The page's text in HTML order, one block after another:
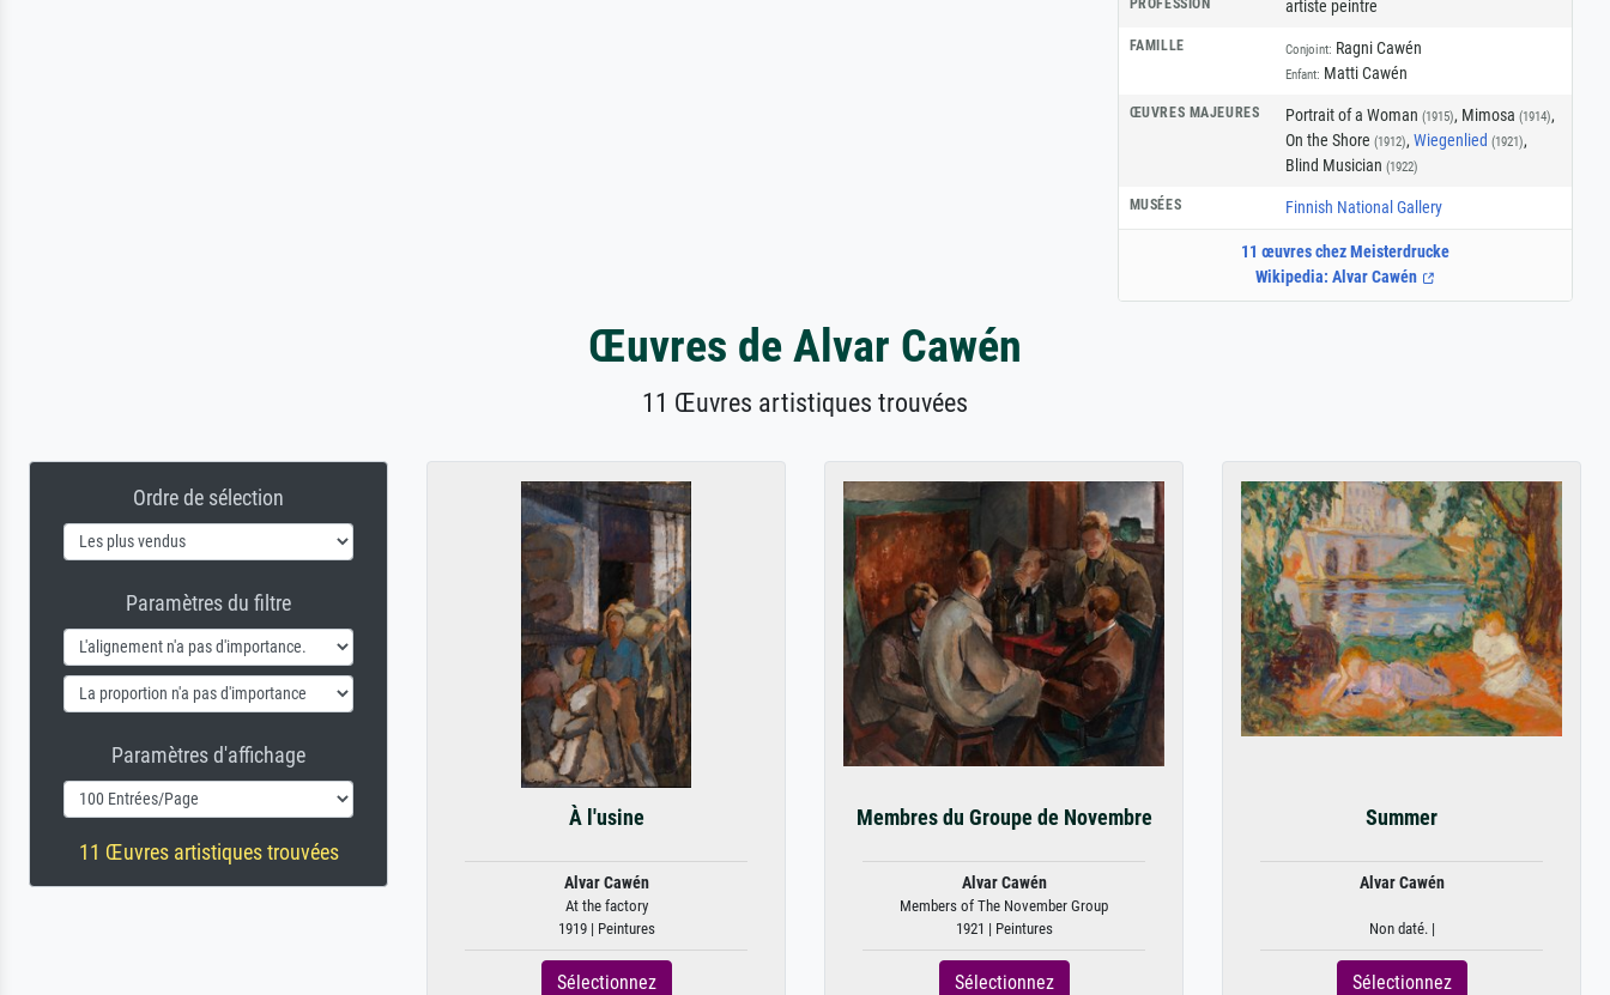
PROFESSION artiste peintre
FAMILLE Conjoint: Ragni Cawén
Enfant: Matti Cawén
ŒUVRES MAJEURES Portrait of a Woman (1915), Mimosa (1914),
On the Shore (1912), Wiegenlied (1921),
Blind Musician (1922)
MUSÉES Finnish National Gallery
11 œuvres chez Meisterdrucke
Wikipedia: Alvar Cawén
Œuvres de Alvar Cawén
11 Œuvres artistiques trouvées
Ordre de sélection
Paramètres du filtre
Paramètres d'affichage
11 Œuvres artistiques trouvées
À l'usine
Alvar Cawén
At the factory
1919 | Peintures
Sélectionnez
Membres du Groupe de Novembre
Alvar Cawén
Members of The November Group
1921 | Peintures
Sélectionnez
Summer
Alvar Cawén
Non daté. |
Sélectionnez